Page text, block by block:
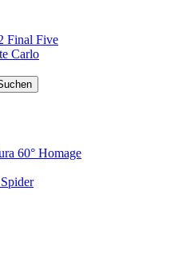
Final Five
Carlo
60° Homage